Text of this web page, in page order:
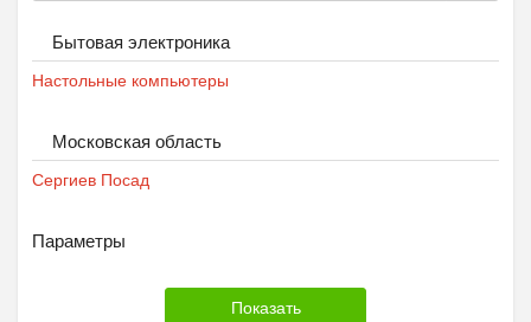
Бытовая электроника
Настольные компьютеры
Московская область
Сергиев Посад
Параметры